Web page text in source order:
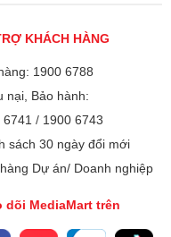
KHÁCH HÀNG
1900 6788
nại, Bảo hành:
/ 1900 6743
sách 30 ngày đổi mới
Dự án/ Doanh nghiệp
dõi MediaMart trên